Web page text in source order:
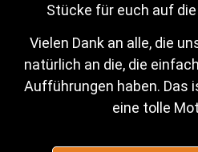
Stücke für euch auf
Vielen Dank an alle, die
natürlich an die, die
Aufführungen haben. Das
eine tolle